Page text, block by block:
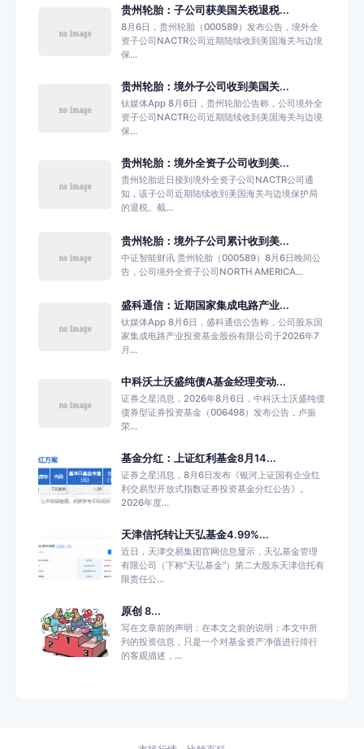
贵州轮胎：子公司获美国关税退税...
8月6日，贵州轮胎（000589）发布公告，境外全
资子公司NACTR公司近期陆续收到美国海关与边境
保...
贵州轮胎：境外子公司收到美国关...
钛媒体App 8月6日，贵州轮胎公告称，公司境外全
资子公司NACTR公司近期陆续收到美国海关与边境
保...
贵州轮胎：境外全资子公司收到美...
贵州轮胎近日接到境外全资子公司NACTR公司通
知，该子公司近期陆续收到美国海关与边境保护局
的退税。截...
贵州轮胎：境外子公司累计收到美...
中证智能财讯 贵州轮胎（000589）8月6日晚间公
告，公司境外全资子公司NORTH AMERICA...
盛科通信：近期国家集成电路产业...
钛媒体App 8月6日，盛科通信公告称，公司股东国
家集成电路产业投资基金股份有限公司于2026年7
月...
中科沃土沃盛纯债A基金经理变动...
证券之星消息，2026年8月6日，中科沃土沃盛纯债
债券型证券投资基金（006498）发布公告，卢振
荣...
基金分红：上证红利基金8月14...
证券之星消息，8月6日发布《银河上证国有企业红
利交易型开放式指数证券投资基金分红公告》。
2026年度...
天津信托转让天弘基金4.99%...
近日，天津交易集团官网信息显示，天弘基金管理
有限公司（下称“天弘基金”）第二大股东天津信托有
限责任公...
原创 8...
写在文章前的声明：在本文之前的说明：本文中所
列的投资信息，只是一个对基金资产净值进行排行
的客观描述，...